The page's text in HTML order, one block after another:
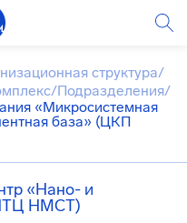
структура/
/Подразделения/
«Микросистемная
база» (ЦКП
«Нано- и
НМСТ)